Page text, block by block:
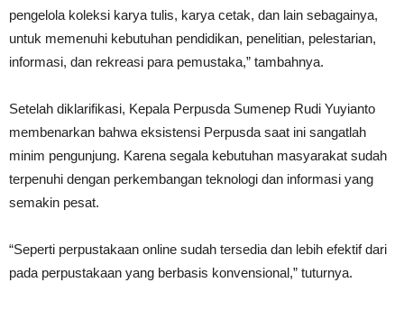
pengelola koleksi karya tulis, karya cetak, dan lain sebagainya,
untuk memenuhi kebutuhan pendidikan, penelitian, pelestarian,
informasi, dan rekreasi para pemustaka,” tambahnya.
Setelah diklarifikasi, Kepala Perpusda Sumenep Rudi Yuyianto
membenarkan bahwa eksistensi Perpusda saat ini sangatlah
minim pengunjung. Karena segala kebutuhan masyarakat sudah
terpenuhi dengan perkembangan teknologi dan informasi yang
semakin pesat.
“Seperti perpustakaan online sudah tersedia dan lebih efektif dari
pada perpustakaan yang berbasis konvensional,” tuturnya.